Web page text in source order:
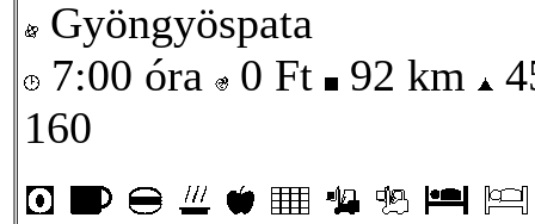
Gyöngyöspata
7:00 óra
0 Ft 92 km
160